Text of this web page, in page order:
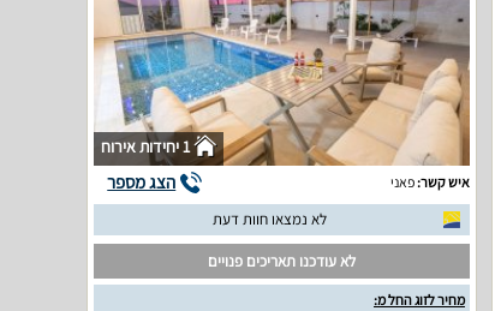
1 יחידות אירוח
איש קשר:פאני הצג מספר
לא נמצאו חוות דעת
לא עודכנו תאריכים פנויים
מחיר לזוג החל מ: